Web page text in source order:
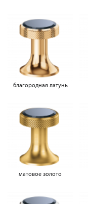
благородная латунь
матовое золото